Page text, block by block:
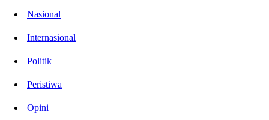
Nasional
Internasional
Politik
Peristiwa
Opini